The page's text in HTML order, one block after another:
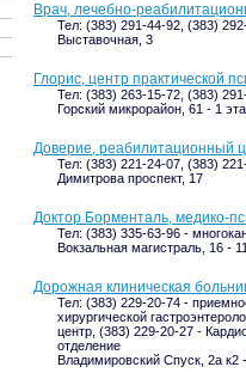
Врач, лечебно-
Тел: (383) 291-44-92, (383)
Выставочная, 3
Глорис, центр практической
Тел: (383) 263-15-72, (383)
Горский микрорайон, 61 - 1
Доверие, реабилитационный
Тел: (383) 221-24-07, (383)
Димитрова проспект, 17
Доктор Борменталь, медико-
Тел: (383) 335-63-96 -
Вокзальная магистраль, 16 -
Дорожная клиническая
Тел: (383) 229-20-74 -
хирургической
центр, (383) 229-20-27 -
отделение
Владимировский Спуск, 2а к2